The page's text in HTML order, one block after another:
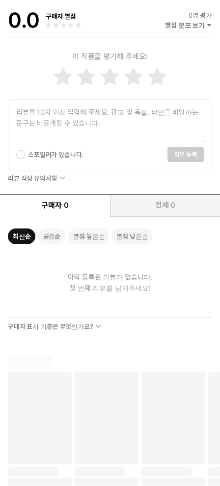
0.0 구매자 별점 0명 평가
별점 분포 보기
이 작품을 평가해 주세요!
스포일러가 있습니다. 리뷰 등록
리뷰 작성 유의사항
구매자 0 전체 0
최신순 공감순 별점 높은순 별점 낮은순
아직 등록된 리뷰가 없습니다.
첫 번째 리뷰를 남겨주세요!
구매자 표시 기준은 무엇인가요?